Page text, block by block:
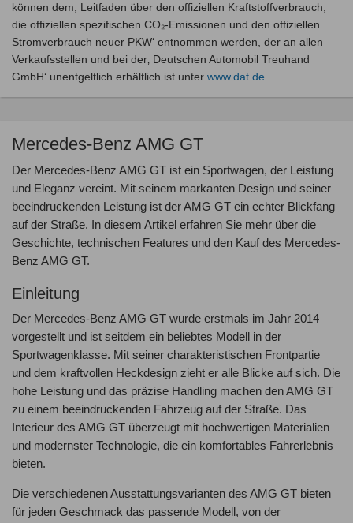
können dem, Leitfaden über den offiziellen Kraftstoffverbrauch,
die offiziellen spezifischen CO₂-Emissionen und den offiziellen
Stromverbrauch neuer PKW‘ entnommen werden, der an allen
Verkaufsstellen und bei der‚ Deutschen Automobil Treuhand
GmbH‘ unentgeltlich erhältlich ist unter www.dat.de
Mercedes-Benz AMG GT
Der Mercedes-Benz AMG GT ist ein Sportwagen, der Leistung
und Eleganz vereint. Mit seinem markanten Design und seiner
beeindruckenden Leistung ist der AMG GT ein echter Blickfang
auf der Straße. In diesem Artikel erfahren Sie mehr über die
Geschichte, technischen Features und den Kauf des Mercedes-
Benz AMG GT.
Einleitung
Der Mercedes-Benz AMG GT wurde erstmals im Jahr 2014
vorgestellt und ist seitdem ein beliebtes Modell in der
Sportwagenklasse. Mit seiner charakteristischen Frontpartie
und dem kraftvollen Heckdesign zieht er alle Blicke auf sich. Die
hohe Leistung und das präzise Handling machen den AMG GT
zu einem beeindruckenden Fahrzeug auf der Straße. Das
Interieur des AMG GT überzeugt mit hochwertigen Materialien
und modernster Technologie, die ein komfortables Fahrerlebnis
bieten.
Die verschiedenen Ausstattungsvarianten des AMG GT bieten
für jeden Geschmack das passende Modell, von der